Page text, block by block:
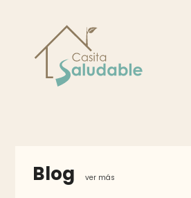
Blog ver más